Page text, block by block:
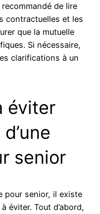
de lire
contractuelles et les
que la mutuelle
Si nécessaire,
clarifications à un
éviter
senior
pour senior, il existe
éviter. Tout d’abord,